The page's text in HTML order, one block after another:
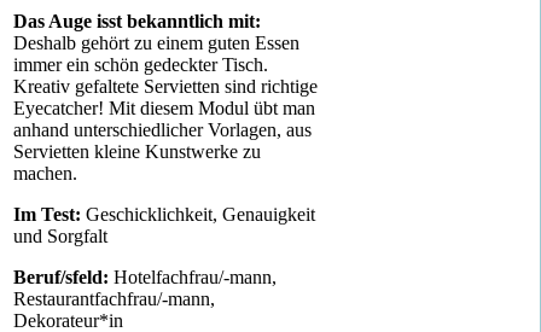
Das Auge isst bekanntlich mit:
Deshalb gehört zu einem guten Essen
immer ein schön gedeckter Tisch.
Kreativ gefaltete Servietten sind richtige
Eyecatcher! Mit diesem Modul übt man
anhand unterschiedlicher Vorlagen, aus
Servietten kleine Kunstwerke zu
machen.
Im Test: Geschicklichkeit, Genauigkeit
und Sorgfalt
Beruf/sfeld: Hotelfachfrau/-mann,
Restaurantfachfrau/-mann,
Dekorateur*in